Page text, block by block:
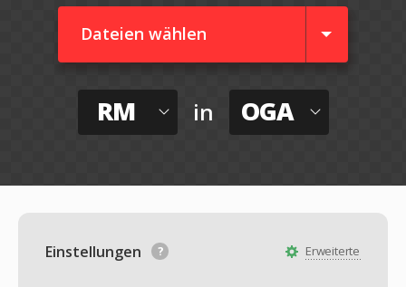
Dateien wählen
RM in OGA
Erweiterte
Einstellungen